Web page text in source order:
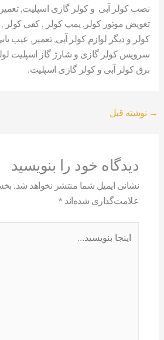
نصب کولر آبی و کولر گازی اسپلیت,
تعویض موتور کولر, پمپ کولر , کفی کولر
کولر و دیگر لوازم کولر آبی, تعمیر, عیب
سرویس کولر گازی و شارژ گاز اسپلیت
برق کولر آبی و کولر گازی اسپلیت.
→ نوشته قبل
دیدگاه‌ خود را بنویسید
نشانی ایمیل شما منتشر نخواهد شد.
علامت‌گذاری شده‌اند*
بنویسید…